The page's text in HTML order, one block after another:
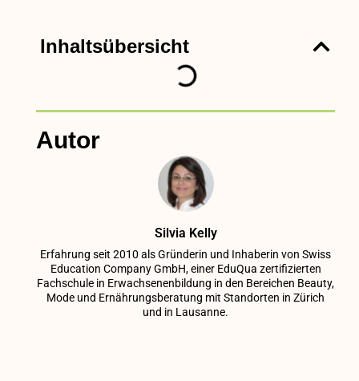
Inhaltsübersicht
Autor
Silvia Kelly
Erfahrung seit 2010 als Gründerin und Inhaberin von Swiss
Education Company GmbH, einer EduQua zertifizierten
Fachschule in Erwachsenenbildung in den Bereichen Beauty,
Mode und Ernährungsberatung mit Standorten in Zürich
und in Lausanne.